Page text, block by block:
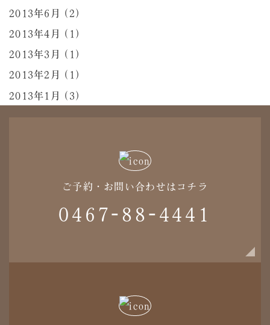
2013年6月 (2)
2013年4月 (1)
2013年3月 (1)
2013年2月 (1)
2013年1月 (3)
ご予約・お問い合わせはコチラ
0467-88-4441